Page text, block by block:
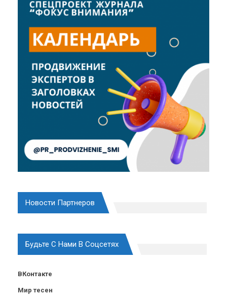
Новости Партнеров
Будьте С Нами В Соцсетях
ВКонтакте
Мир тесен